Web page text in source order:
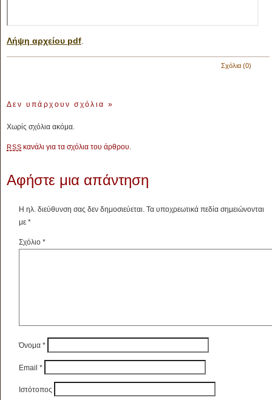
Λήψη αρχείου pdf
Σχόλια (0)
Δεν υπάρχουν σχόλια »
Χωρίς σχόλια ακόμα.
RSS κανάλι για τα σχόλια του άρθρου.
Αφήστε μια απάντηση
Η ηλ. διεύθυνση σας δεν δημοσιεύεται. Τα υποχρεωτικά πεδία σημειώνονται
με *
Σχόλιο *
Όνομα *
Email *
Ιστότοπος